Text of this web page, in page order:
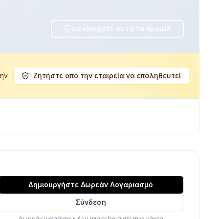
Διεκδικήστε αυτό το προφίλ
Ζητήστε από την εταιρεία να επαληθευτεί
Δημιουργήστε Δωρεάν Λογαριασμό
Σύνδεση